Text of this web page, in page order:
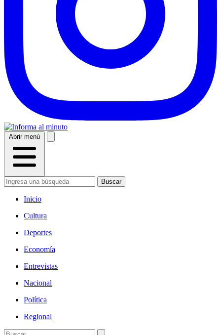
Abrir menú
Buscar
Inicio
Cultura
Deportes
Economía
Entrevistas
Nacional
Política
Regional